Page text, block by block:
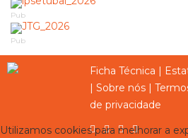
Pub
Pub
Ficha Técnica |
| Sobre nós |
de privacidade
Utilizamos cookies para melhorar a